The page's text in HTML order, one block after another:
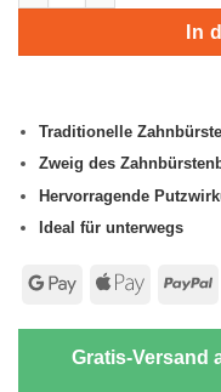
In
Traditionelle Zahnbürste
Zweig des
Hervorragende
Ideal für unterwegs
Google Apple
Gratis-Versand